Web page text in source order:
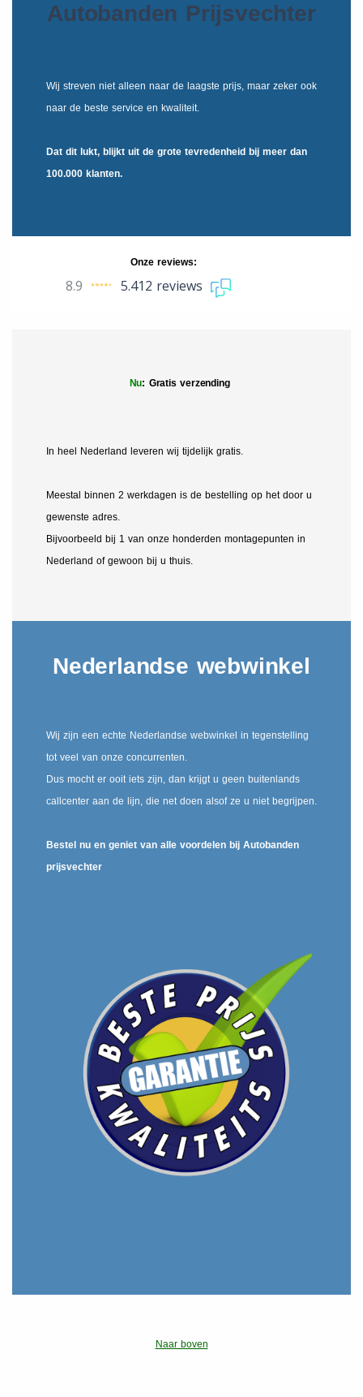
Autobanden Prijsvechter
Wij streven niet alleen naar de laagste prijs, maar zeker ook
naar de beste service en kwaliteit.
Dat dit lukt, blijkt uit de grote tevredenheid bij meer dan
100.000 klanten.
Onze reviews:
8.9 5.412 reviews
Nu: Gratis verzending
In heel Nederland leveren wij tijdelijk gratis.
Meestal binnen 2 werkdagen is de bestelling op het door u
gewenste adres.
Bijvoorbeeld bij 1 van onze honderden montagepunten in
Nederland of gewoon bij u thuis.
Nederlandse webwinkel
Wij zijn een echte Nederlandse webwinkel in tegenstelling
tot veel van onze concurrenten.
Dus mocht er ooit iets zijn, dan krijgt u geen buitenlands
callcenter aan de lijn, die net doen alsof ze u niet begrijpen.
Bestel nu en geniet van alle voordelen bij Autobanden
prijsvechter
Naar boven